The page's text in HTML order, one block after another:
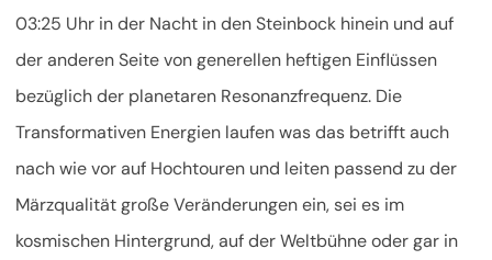
03:25 Uhr in der Nacht in den Steinbock hinein und auf
der anderen Seite von generellen heftigen Einflüssen
bezüglich der planetaren Resonanzfrequenz. Die
Transformativen Energien laufen was das betrifft auch
nach wie vor auf Hochtouren und leiten passend zu der
Märzqualität große Veränderungen ein, sei es im
kosmischen Hintergrund, auf der Weltbühne oder gar in